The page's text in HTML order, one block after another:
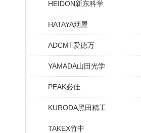
HEIDON新东科学
HATAYA烟屋
ADCMT爱德万
YAMADA山田光学
PEAK必佳
KURODA黑田精工
TAKEX竹中